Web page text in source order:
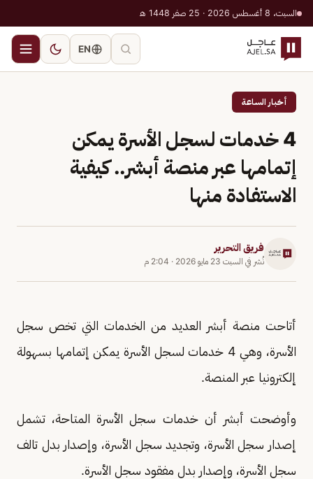
السبت، 8 أغسطس 2026 · 25 صفر 1448 هـ
EN
أخبار الساعة
4 خدمات لسجل الأسرة يمكن
إتمامها عبر منصة أبشر.. كيفية
الاستفادة منها
فريق التحرير
نُشر في السبت 23 مايو 2026 · 2:04 م
أتاحت منصة أبشر العديد من الخدمات التي تخص سجل
الأسرة، وهي 4 خدمات لسجل الأسرة يمكن إتمامها بسهولة
إلكترونيا عبر المنصة.
وأوضحت أبشر أن خدمات سجل الأسرة المتاحة، تشمل
إصدار سجل الأسرة، وتجديد سجل الأسرة، وإصدار بدل تالف
سجل الأسرة، وإصدار بدل مفقود سجل الأسرة.